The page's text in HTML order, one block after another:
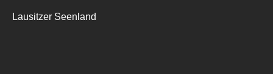
Lausitzer Seenland